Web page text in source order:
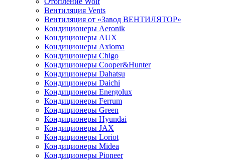
Вентиляция Vents
Вентиляция от «Завод ВЕНТИЛЯТОР»
Кондиционеры Aeronik
Кондиционеры AUX
Кондиционеры Axioma
Кондиционеры Chigo
Кондиционеры Cooper&Hunter
Кондиционеры Dahatsu
Кондиционеры Daichi
Кондиционеры Energolux
Кондиционеры Ferrum
Кондиционеры Green
Кондиционеры Hyundai
Кондиционеры JAX
Кондиционеры Loriot
Кондиционеры Midea
Кондиционеры Pioneer